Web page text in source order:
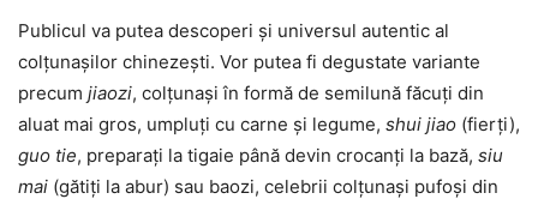
Publicul va putea descoperi și universul autentic al
colțunașilor chinezești. Vor putea fi degustate variante
precum jiaozi, colțunași în formă de semilună făcuți din
aluat mai gros, umpluți cu carne și legume, shui jiao (fierți),
guo tie, preparați la tigaie până devin crocanți la bază, siu
mai (gătiți la abur) sau baozi, celebrii colțunași pufoși din